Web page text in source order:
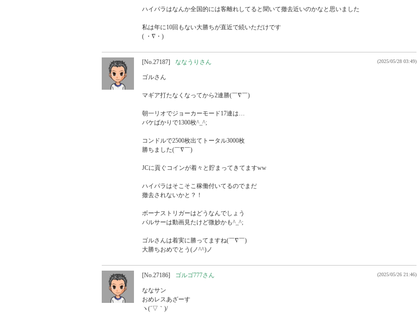
ハイパラはなんか全国的には客離れしてると聞いて撤去近いのかなと思いました
私は年に10回もない大勝ちが直近で続いただけです
( ・∇・)
[No.27187] ななうりさん
ゴルさん
マギア打たなくなってから2連勝(￣∇￣)
朝一リオでジョーカーモード17連は…
バケばかりで1300枚^_^;
コンドルで2500枚出てトータル3000枚
勝ちました(￣∇￣)
JCに貢ぐコインが着々と貯まってきてますww
ハイパラはそこそこ稼働付いてるのでまだ
撤去されないかと？！
ボーナストリガーはどうなんでしょう
パルサーは動画見たけど微妙かも^_^;
ゴルさんは着実に勝ってますね(￣∇￣)
大勝ちおめでとう(ノ^^)ノ
(2025/05/28 03:49)
[No.27186] ゴルゴ777さん
ななサン
おめレスあざーす
ヽ(´▽｀)/
(2025/05/26 21:46)